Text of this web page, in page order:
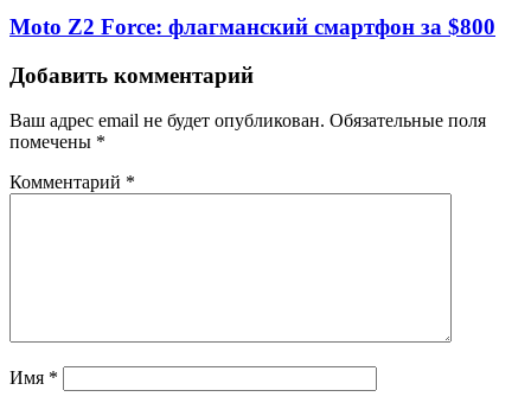
Moto Z2 Force: флагманский смартфон за $800
Добавить комментарий
Ваш адрес email не будет опубликован. Обязательные поля
помечены *
Комментарий *
Имя *